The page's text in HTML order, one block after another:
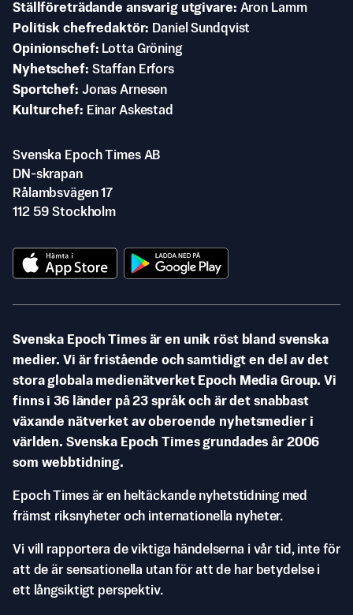
Ställföreträdande ansvarig utgivare Aron Lamm
Politisk chefredaktör
Daniel Sundqvist
Opinionschef
Lotta Gröning
Nyhetschef Staffan Erfors
Sportchef Jonas Arnesen
Kulturchef
Einar Askestad
Svenska Epoch Times AB
DN-skrapan
Rålambsvägen 17
112 59 Stockholm
Svenska Epoch Times är en unik röst bland svenska
medier. Vi är fristående och samtidigt en del av det
stora globala medienätverket Epoch Media Group. Vi
finns i 36 länder på 23 språk och är det snabbast
växande nätverket av oberoende nyhetsmedier i
världen. Svenska Epoch Times grundades år 2006
som webbtidning.
Epoch Times är en heltäckande nyhetstidning med
främst riksnyheter och internationella nyheter.
Vi vill rapportera de viktiga händelserna i vår tid, inte för
att de är sensationella utan för att de har betydelse i
ett långsiktigt perspektiv.